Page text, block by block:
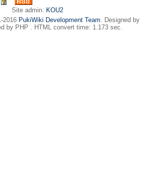
Site admin: KOU2
2016 PukiWiki Development Team. Designed by
by PHP . HTML convert time: 1.173 sec.